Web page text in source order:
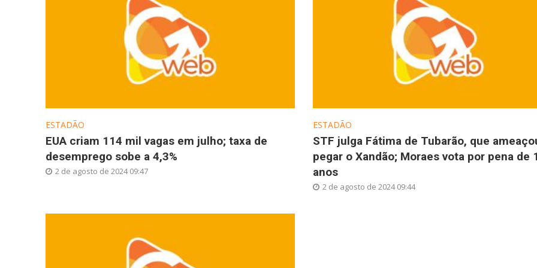
ESTADÃO
EUA criam 114 mil vagas em julho; taxa de
desemprego sobe a 4,3%
2 de agosto de 2024 09:47
ESTADÃO
STF julga Fátima de Tubarão, que
pegar o Xandão; Moraes vota por pena de
anos
2 de agosto de 2024 09:44